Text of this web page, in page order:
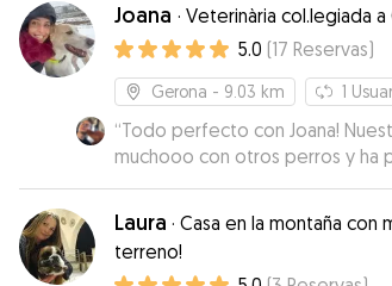
Joana · Veterinària col.legiada a
5.0 (17 Reservas)
Gerona - 9.03 km 1
“Todo perfecto con Joana!
muchooo con otros perros y ha
In total confianza con Joana. No
de nuevo con ella. Gracias!
Laura · Casa en la montaña con
terreno!